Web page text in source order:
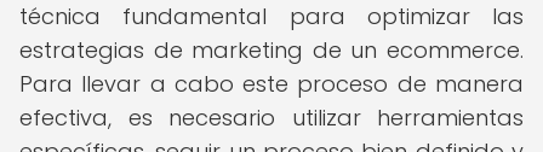
técnica fundamental para optimizar las
estrategias de marketing de un ecommerce.
Para llevar a cabo este proceso de manera
efectiva, es necesario utilizar herramientas